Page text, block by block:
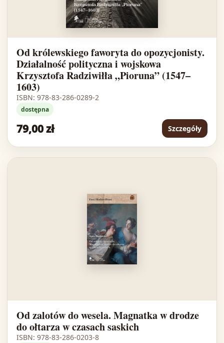
Od królewskiego faworyta do opozycjonisty.
Działalność polityczna i wojskowa
Krzysztofa Radziwiłła „Pioruna” (1547–
1603)
ISBN: 978-83-286-0289-2
dostępna
79,00 zł Szczegóły
Od zalotów do wesela. Magnatka w drodze
do ołtarza w czasach saskich
ISBN: 978-83-286-0203-8